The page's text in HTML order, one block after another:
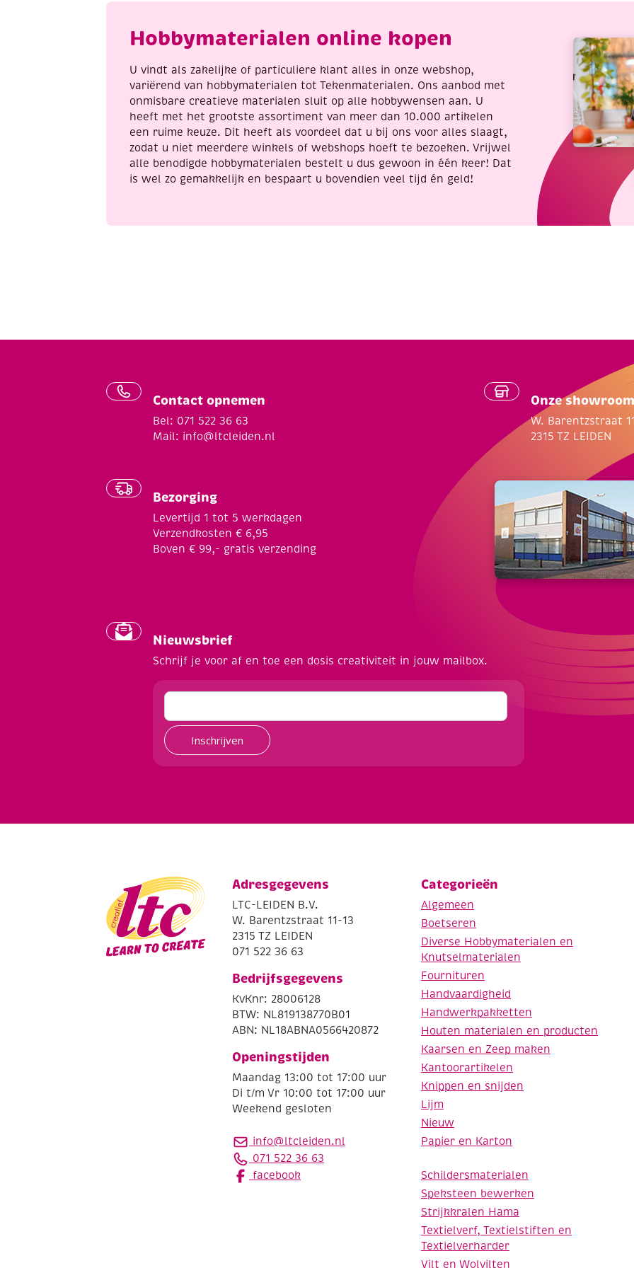
15
aantal
micro
mini
aantal
Hobbymaterialen online kopen
U vindt als zakelijke of particuliere klant alles in onze webshop,
variërend van hobbymaterialen tot Tekenmaterialen. Ons aanbod met
onmisbare creatieve materialen sluit op alle hobbywensen aan. U
heeft met het grootste assortiment van meer dan 10.000 artikelen
een ruime keuze. Dit heeft als voordeel dat u bij ons voor alles slaagt,
zodat u niet meerdere winkels of webshops hoeft te bezoeken. Vrijwel
alle benodigde hobbymaterialen bestelt u dus gewoon in één keer! Dat
is wel zo gemakkelijk en bespaart u bovendien veel tijd én geld!
Contact opnemen
Bel: 071 522 36 63
Mail: info@ltcleiden.nl
Bezorging
Levertijd 1 tot 5 werkdagen
Verzendkosten € 6,95
Boven € 99,- gratis verzending
Onze showroom
W. Barentzstraat
2315 TZ LEIDEN
Nieuwsbrief
Schrijf je voor af en toe een dosis creativiteit in jouw mailbox.
Inschrijven
Adresgegevens
LTC-LEIDEN B.V.
W. Barentzstraat 11-13
2315 TZ LEIDEN
071 522 36 63
Bedrijfsgegevens
KvKnr: 28006128
BTW: NL819138770B01
ABN: NL18ABNA0566420872
Openingstijden
Maandag 13:00 tot 17:00 uur
Di t/m Vr 10:00 tot 17:00 uur
Weekend gesloten
info@ltcleiden.nl
071 522 36 63
facebook
Categorieën
Algemeen
Boetseren
Diverse Hobbymaterialen en
Knutselmaterialen
Fournituren
Handvaardigheid
Handwerkpakketten
Houten materialen en producten
Kaarsen en Zeep maken
Kantoorartikelen
Knippen en snijden
Lijm
Nieuw
Papier en Karton
Schildersmaterialen
Speksteen bewerken
Strijkkralen Hama
Textielverf, Textielstiften en
Textielverharder
Vilt en Wolvilten